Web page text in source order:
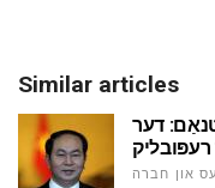
Similar articles
דער
און חברה